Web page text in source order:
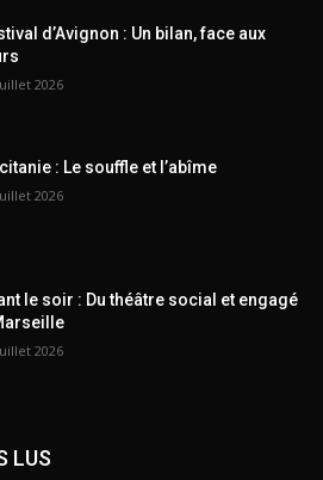
d’Avignon : Un bilan, face aux
2026
: Le souffle et l’abîme
2026
le soir : Du théâtre social et engagé
2026
LUS